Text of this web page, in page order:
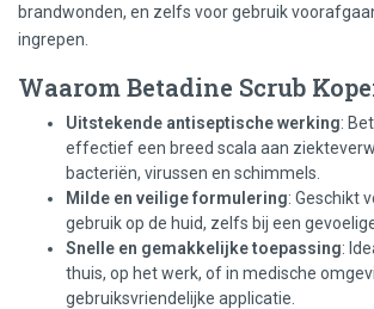
brandwonden, en zelfs voor gebruik
ingrepen.
Waarom Betadine Scrub
Uitstekende antiseptische werking:
effectief een breed scala aan
bacteriën, virussen en schimmels.
Milde en veilige formulering: Geschikt
gebruik op de huid, zelfs bij een
Snelle en gemakkelijke toepassing:
thuis, op het werk, of in medische
gebruiksvriendelijke applicatie.